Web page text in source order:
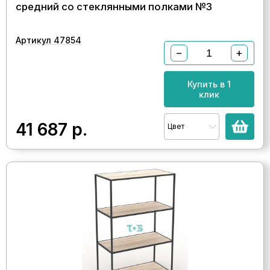
средний со стеклянными полками №3
Артикул 47854
41 687 р.
− +
Купить в 1
клик
Цвет